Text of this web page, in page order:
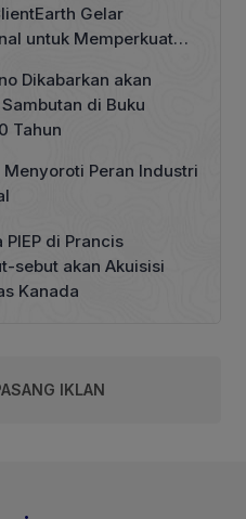
Gelar
untuk Memperkuat
Dikabarkan akan
di Buku
Tahun
Peran Industri
PIEP di Prancis
sebut akan Akuisisi
Kanada
IKLAN